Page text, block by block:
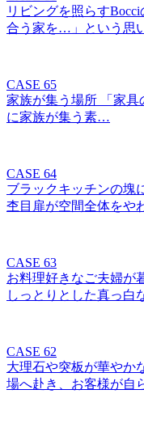
リビングを照らす
合う家を…」という思
CASE 65
家族が集う場所 「家
に家族が集う素…
CASE 64
ブラックキッチンの塊
杢目扉が空間全体をや
CASE 63
お料理好きなご夫婦が
しっとりとした真っ白
CASE 62
大理石や突板が華やか
場へ赴き、お客様が自